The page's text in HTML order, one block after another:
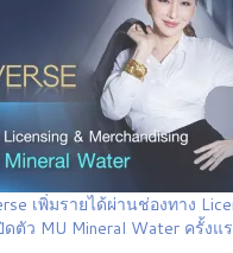
เพิ่มรายได้ผ่านช่องทาง
ดตัว MU Mineral Water ครั้งแ